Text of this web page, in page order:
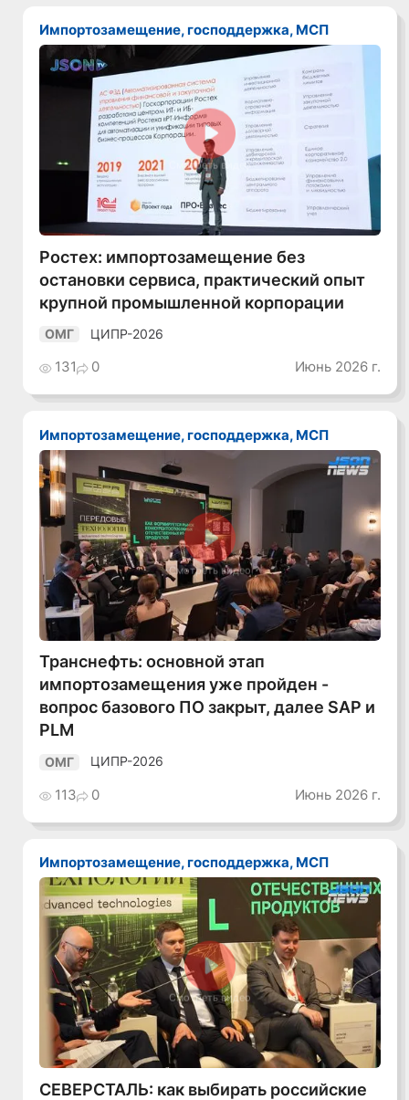
Импортозамещение, господдержка, МСП
Смотреть видео
Ростех: импортозамещение без
остановки сервиса, практический опыт
крупной промышленной корпорации
ОМГ ЦИПР-2026
131 0 Июнь 2026 г.
Импортозамещение, господдержка, МСП
Смотреть видео
Транснефть: основной этап
импортозамещения уже пройден -
вопрос базового ПО закрыт, далее SAP и
PLM
ОМГ ЦИПР-2026
113 0 Июнь 2026 г.
Импортозамещение, господдержка, МСП
Смотреть видео
СЕВЕРСТАЛЬ: как выбирать российские